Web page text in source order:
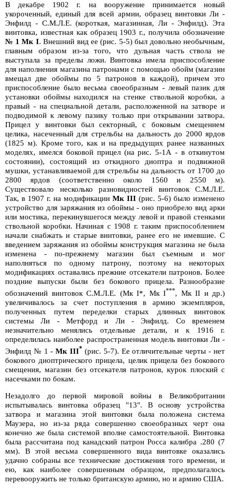
В декабре 1902 г. на вооружение принимается новый
укороченный, единый для всей армии, образец винтовки Ли -
Энфилд - С.М.Л.Е. (короткая, магазинная, Ли - Энфилд). Эта
винтовка, известная как образец 1903 г., получила обозначение
№ 1 Мк I. Внешний вид ее (рис. 5-5) был довольно необычным,
главным образом из-за того, что дульная часть ствола не
выступала за пределы ложи. Винтовка имела приспособление
для наполнения магазина патронами с помощью обойм (магазин
вмещал две обоймы по 5 патронов в каждой), причем это
приспособление было весьма своеобразным - левый пазик для
установки обоймы находился на стенке ствольной коробки, а
правый - на специальной детали, расположенной на затворе и
подводимой к левому пазику только при открывании затвора.
Прицел у винтовки был секторный, с боковым смещением
целика, насеченный для стрельбы на дальность до 2000 ярдов
(1825 м). Кроме того, как и на предыдущих ранее названных
моделях, имелся боковой прицел (на рис. 5-1А - в откинутом
состоянии), состоящий из откидного диоптра и подвижной
мушки, устанавливаемой для стрельбы на дальность от 1700 до
2800 ярдов (соответственно около 1560 и 2550 м).
Существовало несколько разновидностей винтовок С.М.Л.Е.
Так, в 1907 г. на модификации Мк III (рис. 5-6) было изменено
устройство для заряжания из обоймы - оно приобрело вид арки
или мостика, перекинувшегося между левой и правой стенками
ствольной коробки. Начиная с 1908 г. таким приспособлением
начали снабжать и старые винтовки, ранее его не имевшие. С
введением заряжания из обоймы конструкция магазина не была
изменена - по-прежнему магазин был съемным и мог
наполняться по одному патрону, поэтому на некоторых
модификациях оставались прежние отсекатели патронов. Более
поздние выпуски были без бокового прицела. Разнообразие
обозначений винтовок С.М.Л.Е. (Мк I*, Мк I***, Мк II и др.)
увеличивалось за счет поступления в армию экземпляров,
полученных путем переделки старых длинных винтовок
системы Ли - Метфорд и Ли - Энфилд. Со временем
незначительно менялись отдельные детали, и к 1916 г.
определилась наиболее распространенная модель винтовки Ли -
Энфилд № 1 -Мк III* (рис. 5-7). Ее отличительные черты - нет
бокового диоптрического прицела, целик прицела без бокового
смещения, магазин без отсекателя патронов, курок плоский с
насечками по бокам.
Незадолго до первой мировой войны в Великобритании
испытывалась винтовка образец "13". В основу устройства
затвора и магазина этой винтовки была положена система
Маузера, но из-за ряда совершенно своеобразных черт она
конечно же была системой вполне самостоятельной. Винтовка
была рассчитана под канадский патрон Росса калибра .280 (7
мм). В этой весьма совершенного вида винтовке оказались
удачно собраны все технические достижения того времени, и
ею, как наиболее совершенным образцом, предполагалось
перевооружить не только британскую армию, но и армию США.